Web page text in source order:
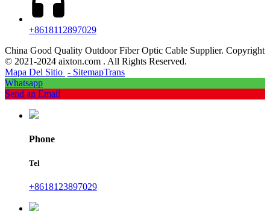
+8618112897029
China Good Quality Outdoor Fiber Optic Cable Supplier. Copyright
© 2021-2024 aixton.com . All Rights Reserved.
Mapa Del Sitio - SitemapTrans
Whatsapp
Send an Email
Phone
Tel
+8618123897029